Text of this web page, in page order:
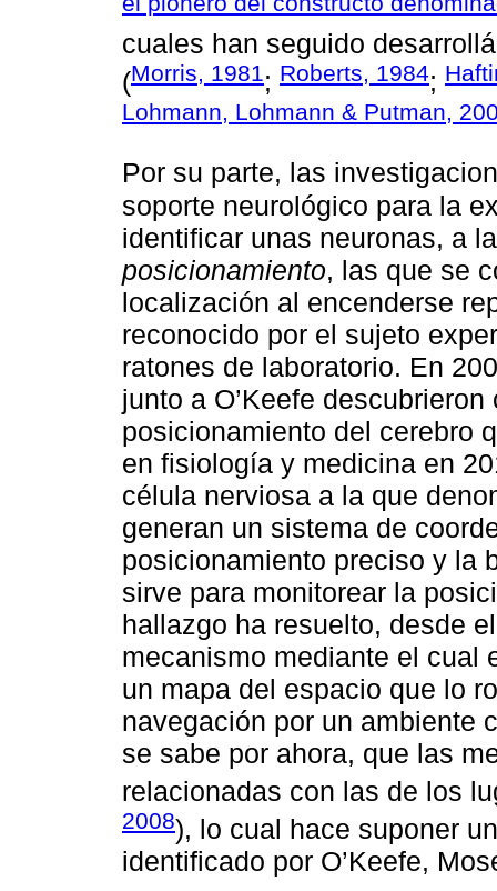
cuales han seguido
(Morris, 1981; Roberts, 1984;
Lohmann, Lohmann & Putman,
Por su parte, las
soporte neurológico para la
identificar unas neuronas, a
posicionamiento, las que se
localización al encenderse
reconocido por el sujeto
ratones de laboratorio. En
junto a O’Keefe
posicionamiento del cerebro
en fisiología y medicina en
célula nerviosa a la que
generan un sistema de
posicionamiento preciso y la
sirve para monitorear la
hallazgo ha resuelto, desde
mecanismo mediante el cual
un mapa del espacio que lo
navegación por un ambiente
se sabe por ahora, que las
relacionadas con las de los
2008), lo cual hace suponer
identificado por O’Keefe,